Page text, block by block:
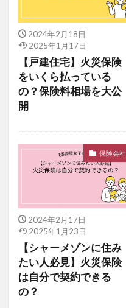
2024年2月18日
2025年1月17日
【戸建住宅】火災保険
をいくら払っている
の？保険料相場を大公
開
保険会社
2024年2月17日
2025年1月23日
【シャーメゾンに住み
たい人必見】火災保険
は自分で契約できる
の？